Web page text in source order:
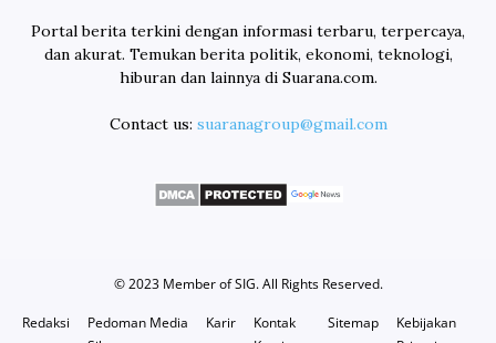
Portal berita terkini dengan informasi terbaru, terpercaya,
dan akurat. Temukan berita politik, ekonomi, teknologi,
hiburan dan lainnya di Suarana.com.
Contact us: suaranagroup@gmail.com
© 2023 Member ofSIG. All Rights Reserved.
Redaksi
Pedoman Media
Karir
Kontak
Sitemap
Kebijakan